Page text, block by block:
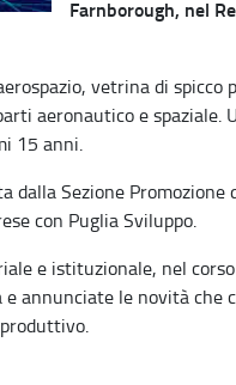
Farnborough, nel
vetrina di spicco
aeronautico e spaziale.
15 anni.
dalla Sezione Promozione
con Puglia Sviluppo.
e istituzionale, nel
annunciate le novità che